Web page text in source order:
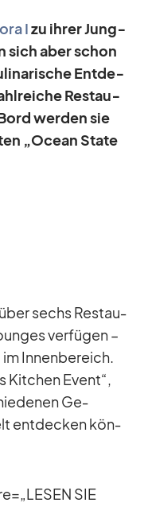
Izu ih­rer Jung­
sich aber schon
Ent­de­
Re­stau­
wer­den sie
„Ocean State
sechs Re­stau­
ver­fü­gen –
im In­nen­be­reich.
Kit­chen Event“,
Ge­
ent­de­cken kön­
SIE